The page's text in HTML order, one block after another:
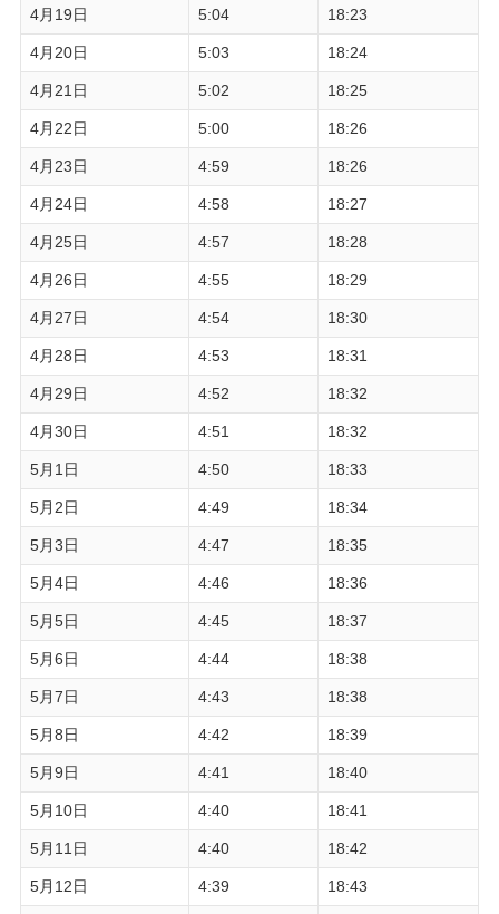
4月19日 5:04 18:23
4月20日 5:03 18:24
4月21日 5:02 18:25
4月22日 5:00 18:26
4月23日 4:59 18:26
4月24日 4:58 18:27
4月25日 4:57 18:28
4月26日 4:55 18:29
4月27日 4:54 18:30
4月28日 4:53 18:31
4月29日 4:52 18:32
4月30日 4:51 18:32
5月1日 4:50 18:33
5月2日 4:49 18:34
5月3日 4:47 18:35
5月4日 4:46 18:36
5月5日 4:45 18:37
5月6日 4:44 18:38
5月7日 4:43 18:38
5月8日 4:42 18:39
5月9日 4:41 18:40
5月10日 4:40 18:41
5月11日 4:40 18:42
5月12日 4:39 18:43